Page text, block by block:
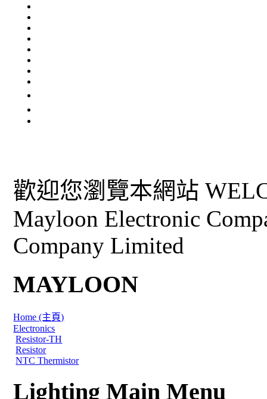
歡迎您瀏覽本網站
Mayloon Electronic
Company Limited
MAYLOON
Home (主頁)
Electronics
Resistor-TH
Resistor
NTC Thermistor
Lighting Main Menu